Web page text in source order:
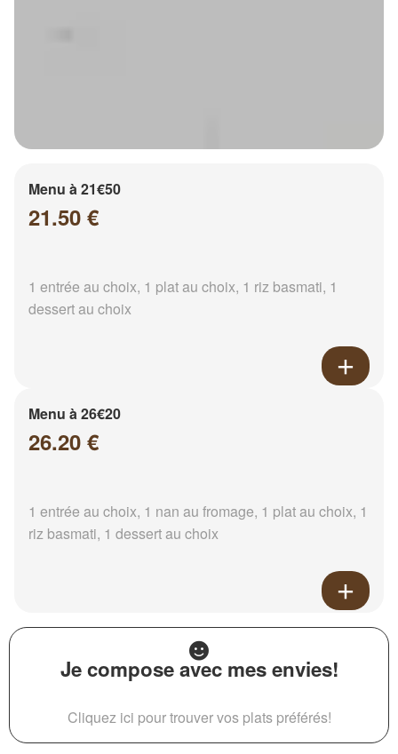
Menu à 21€50
21.50 €
1 entrée au choix, 1 plat au choix, 1 riz basmati, 1
dessert au choix
Menu à 26€20
26.20 €
1 entrée au choix, 1 nan au fromage, 1 plat au choix, 1
riz basmati, 1 dessert au choix
Je compose avec mes envies!
Cliquez ici pour trouver vos plats préférés!